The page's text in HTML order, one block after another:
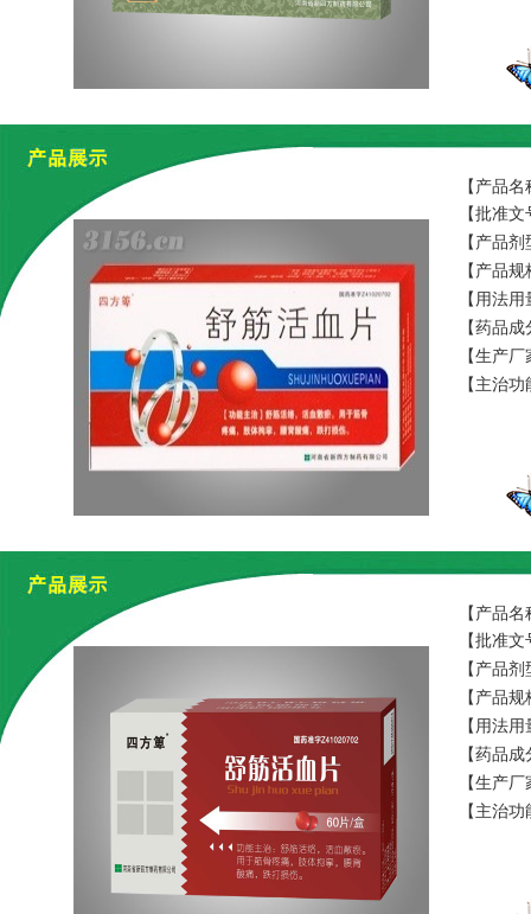
【产品
【批准
【产品
【产品
【用法
【药品
寄生、
【生产
【主治
【产品
【批准
【产品
【产品
【用法
【药品
【生产
【主治